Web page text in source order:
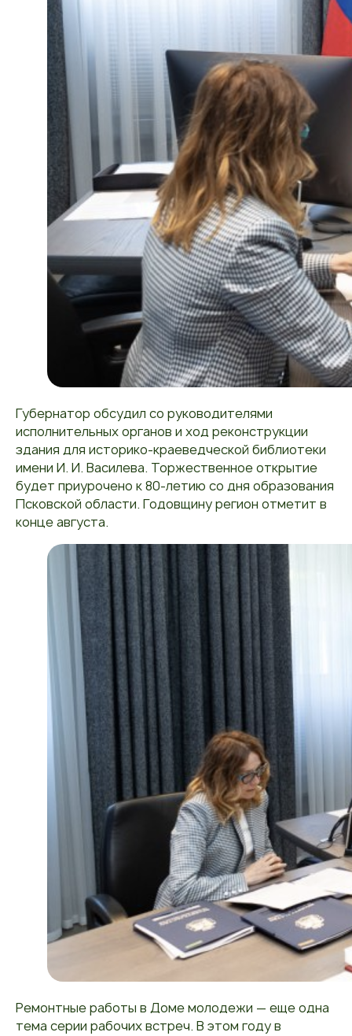
Губернатор обсудил со руководителями
исполнительных органов и ход реконструкции
здания для историко-краеведческой библиотеки
имени И. И. Василева. Торжественное открытие
будет приурочено к 80-летию со дня образования
Псковской области. Годовщину регион отметит в
конце августа.
Ремонтные работы в Доме молодежи — еще одна
тема серии рабочих встреч. В этом году в